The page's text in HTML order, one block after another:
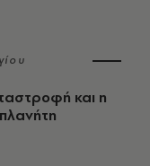
και η